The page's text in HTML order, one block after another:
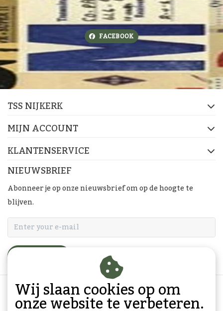
FACEBOOK
TSS NIJKERK
MIJN ACCOUNT
KLANTENSERVICE
NIEUWSBRIEF
Abonneer je op onze nieuwsbrief om op de hoogte te
blijven.
Wij slaan cookies op om
onze website te verbeteren.